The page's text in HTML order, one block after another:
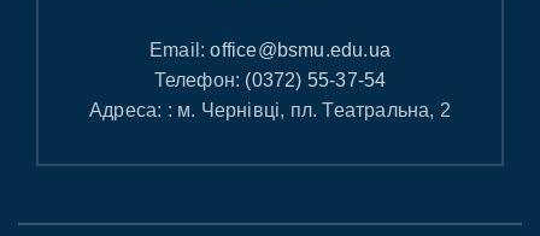
Email:office@bsmu.edu.ua
Телефон: (0372) 55-37-54
Адреса: : м. Чернівці, пл. Театральна, 2